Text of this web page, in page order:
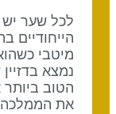
לכל שער יש
הייחודיים
נמצא בדזיין
את הממלכה